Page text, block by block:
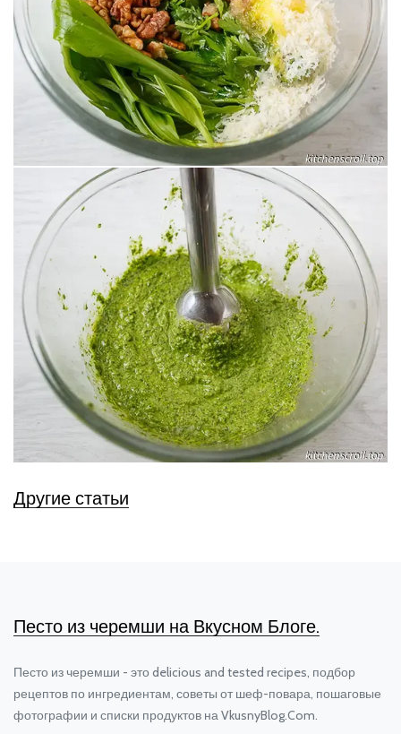
Другие статьи
Песто из черемши на Вкусном Блоге.
Песто из черемши - это delicious and tested recipes, подбор
рецептов по ингредиентам, советы от шеф-повара, пошаговые
фотографии и списки продуктов на VkusnyBlog.Com.